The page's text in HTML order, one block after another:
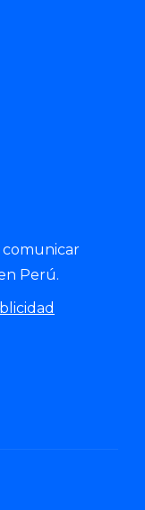
comunicar
Perú.